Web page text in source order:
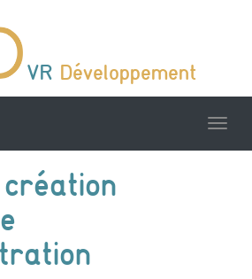
VR Développement